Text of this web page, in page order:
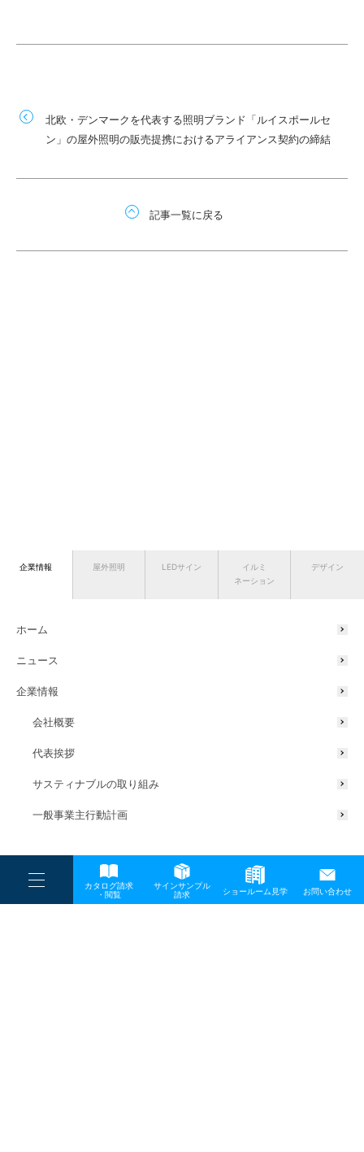
----
----
-
カタログ請求
・閲覧
サインサンプル
請求
ショールーム見学 お問い合わせ
企業情報 屋外照明 LEDサイン
イルミ
ネーション
デザイン
ホーム
ニュース
企業情報
会社概要
代表挨拶
サスティナブルの取り組み
一般事業主行動計画
北欧・デンマークを代表する照明ブランド「ルイスポールセ
ン」の屋外照明の販売提携におけるアライアンス契約の締結
記事一覧に戻る